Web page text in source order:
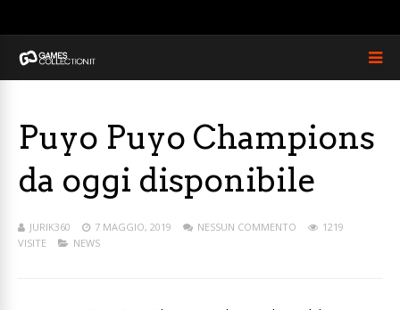
Puyo Puyo Champions
da oggi disponibile
JURIK360 7 MAGGIO, 2019 NESSUN COMMENTO
1219
VISITE
NEWS